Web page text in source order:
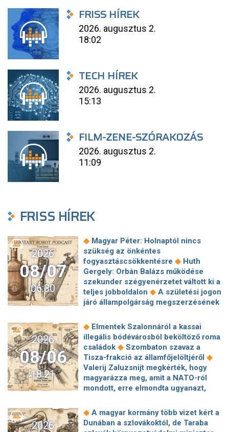
FRISS HÍREK
2026. augusztus 2.
18:02
TECH HÍREK
2026. augusztus 2.
15:13
FILM-ZENE-SZÓRAKOZÁS
2026. augusztus 2.
11:09
FRISS HÍREK
2026
08/07
06:30
◆ Magyar Péter: Holnaptól nincs
szükség az önkéntes
fogyasztáscsökkentésre ◆ Huth
Gergely: Orbán Balázs működése
szekunder szégyenérzetet váltott ki a
teljes jobboldalon ◆ A születési jogon
járó állampolgárság megszerzésének
Donald Trump
◆ „Kevésen múlt a
katasztrófa” – szintet léphetett az
orosz hibrid hadviselés ◆
Ákos: Vagyonkezelés közérdekből: mi
jön a kekvák után? ◆ Térképen, ahogy
hajnalban elérte Magyarország
határát a hidegfront ◆ A forintot is
megütheti az aszály ◆ Szombaton
államfőjelöltjéről◆Egyre inkább az
agglomerációt választják a főváros
2026
08/06
18:21
◆ Elmentek Szalonnáról a kassai
illegális bódévárosból beköltöző roma
családok ◆ Szombaton szavaz a
Tisza-frakció az államfőjelöltjéről ◆
Valerij Zaluzsnijt megkérték, hogy
magyarázza meg, amit a NATO-ról
mondott, erre elmondta ugyanazt,
kötött szerződéseket a HM cége a
Lounge Eventtel, a miniszter
feljelentést tett
◆Orbán Anita
2026
◆ A magyar kormány több vizet kért a
Dunában a szlovákoktól, de Taraba